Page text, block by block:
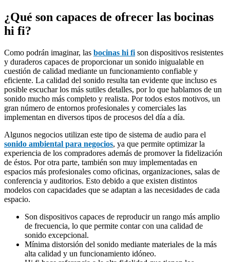
¿Qué son capaces de ofrecer las bocinas
hi fi?
Como podrán imaginar, las bocinas hi fi son dispositivos resistentes
y duraderos capaces de proporcionar un sonido inigualable en
cuestión de calidad mediante un funcionamiento confiable y
eficiente. La calidad del sonido resulta tan evidente que incluso es
posible escuchar los más sutiles detalles, por lo que hablamos de un
sonido mucho más completo y realista. Por todos estos motivos, un
gran número de entornos profesionales y comerciales las
implementan en diversos tipos de procesos del día a día.
Algunos negocios utilizan este tipo de sistema de audio para el
sonido ambiental para negocios, ya que permite optimizar la
experiencia de los compradores además de promover la fidelización
de éstos. Por otra parte, también son muy implementadas en
espacios más profesionales como oficinas, organizaciones, salas de
conferencia y auditorios. Esto debido a que existen distintos
modelos con capacidades que se adaptan a las necesidades de cada
espacio.
Son dispositivos capaces de reproducir un rango más amplio
de frecuencia, lo que permite contar con una calidad de
sonido excepcional.
Mínima distorsión del sonido mediante materiales de la más
alta calidad y un funcionamiento idóneo.